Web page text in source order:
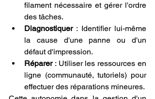
filament nécessaire et gérer l'ordre
des tâches.
Diagnostiquer : Identifier lui-même
la cause d'une panne ou d'un
défaut d'impression.
Réparer : Utiliser les ressources en
ligne (communauté, tutoriels) pour
effectuer des réparations mineures.